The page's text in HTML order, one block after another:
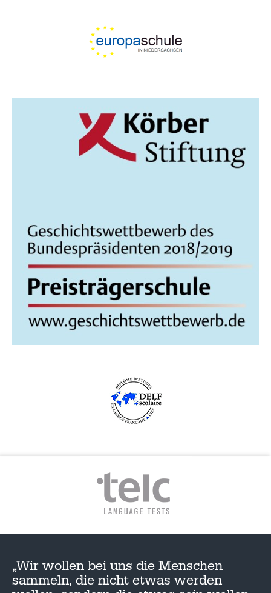
„Wir wollen bei uns die Menschen
sammeln, die nicht etwas werden